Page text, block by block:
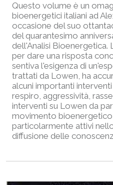
Questo volume è un
bioenergetici italiani ad
occasione del suo
del quarantesimo
dell'Analisi Bioenergetica.
per dare una risposta
sentiva l'esigenza di
trattati da Lowen, ha
alcuni importanti
respiro, aggressività,
interventi su Lowen da
movimento
particolarmente attivi
diffusione delle